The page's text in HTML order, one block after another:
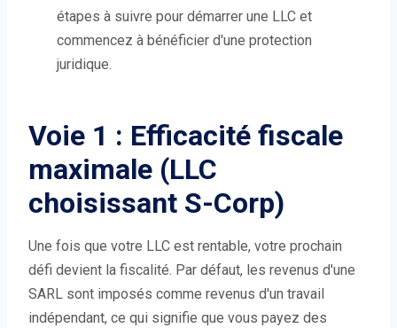
étapes à suivre pour démarrer une LLC et
commencez à bénéficier d'une protection
juridique.
Voie 1 : Efficacité fiscale
maximale (LLC
choisissant S-Corp)
Une fois que votre LLC est rentable, votre prochain
défi devient la fiscalité. Par défaut, les revenus d'une
SARL sont imposés comme revenus d'un travail
indépendant, ce qui signifie que vous payez des